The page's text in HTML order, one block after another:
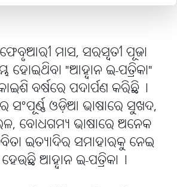
ମାସ, ସରସ୍ବତୀ ପୂଜା
ହୋଇଥିବା "ଆହ୍ବାନ ଇ-ପତ୍ରିକା"
ବର୍ଷରେ ପଦାର୍ପଣ କରିଛି୤
ସଂପୂର୍ଣ୍ଣ ଓଡ଼ିଆ ଭାଷାରେ ସୁଖଦ,
ବୋଧଗମ୍ୟ ଭାଷାରେ ଅନେକ
ଇତ୍ୟାଦିର ସମାହାରକୁ ନେଇ
ହେଉଛି ଆହ୍ବାନ ଇ-ପତ୍ରିକା୤